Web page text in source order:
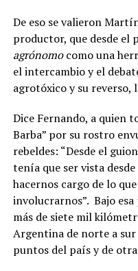
De eso se valieron
productor, que desde
agrónomocomo una
el intercambio y el
agrotóxico y su reverso,
Dice Fernando, a quien
Barba” por su rostro
rebeldes: “Desde el
tenía que ser vista
hacernos cargo de lo
involucrarnos”. Bajo
más de siete mil
Argentina de norte a
puntos del país y de